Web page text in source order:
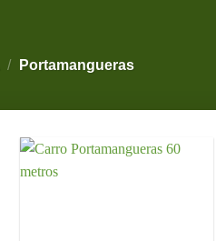
/ Portamangueras